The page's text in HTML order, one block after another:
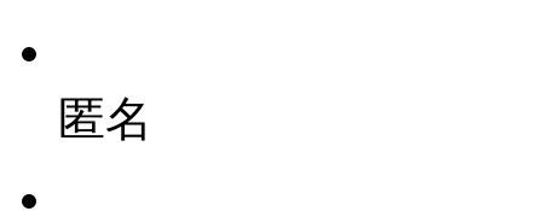
匿名